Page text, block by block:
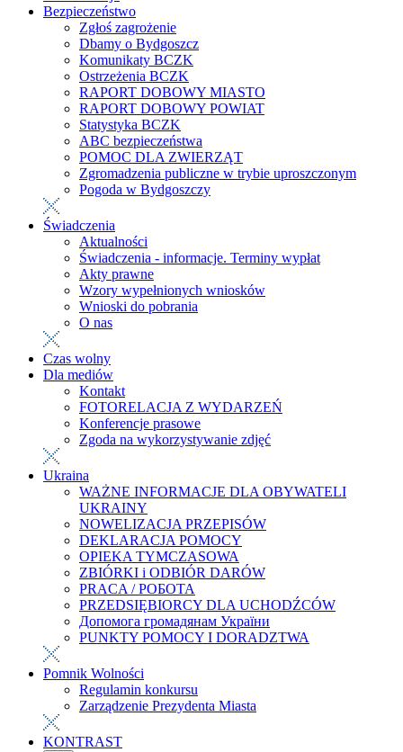
Bezpieczeństwo
Zgłoś zagrożenie
Dbamy o Bydgoszcz
Komunikaty BCZK
Ostrzeżenia BCZK
RAPORT DOBOWY MIASTO
RAPORT DOBOWY POWIAT
Statystyka BCZK
ABC bezpieczeństwa
POMOC DLA ZWIERZĄT
Zgromadzenia publiczne w trybie uproszczonym
Pogoda w Bydgoszczy
Świadczenia
Aktualności
Świadczenia - informacje. Terminy wypłat
Akty prawne
Wzory wypełnionych wniosków
Wnioski do pobrania
O nas
Czas wolny
Dla mediów
Kontakt
FOTORELACJA Z WYDARZEŃ
Konferencje prasowe
Zgoda na wykorzystywanie zdjęć
Ukraina
WAŻNE INFORMACJE DLA OBYWATELI
UKRAINY
NOWELIZACJA PRZEPISÓW
DEKLARACJA POMOCY
OPIEKA TYMCZASOWA
ZBIÓRKI i ODBIÓR DARÓW
PRACA / РОБОТА
PRZEDSIĘBIORCY DLA UCHODŹCÓW
Допомога громадянам України
PUNKTY POMOCY I DORADZTWA
Pomnik Wolności
Regulamin konkursu
Zarządzenie Prezydenta Miasta
KONTRAST